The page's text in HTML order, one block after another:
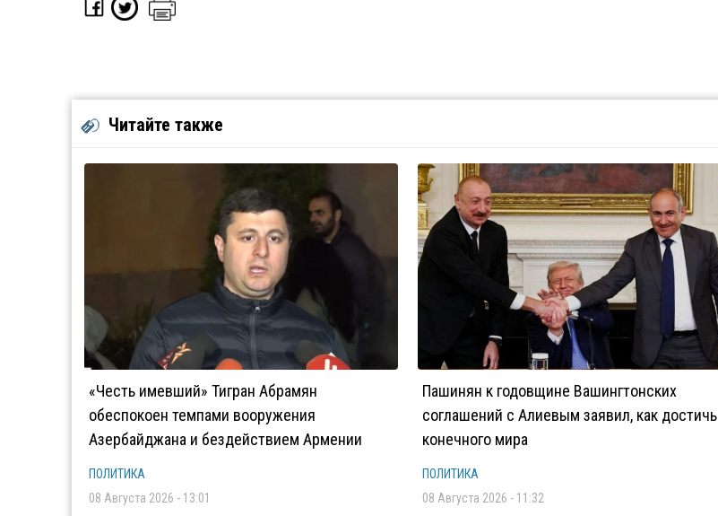
Читайте также
«Честь имевший» Тигран Абрамян
обеспокоен темпами вооружения
Азербайджана и бездействием Армении
ПОЛИТИКА
08 Августа 2026 - 13:01
Пашинян к годовщине Вашингтонских
соглашений с Алиевым заявил, как достичь
конечного мира
ПОЛИТИКА
08 Августа 2026 - 11:32